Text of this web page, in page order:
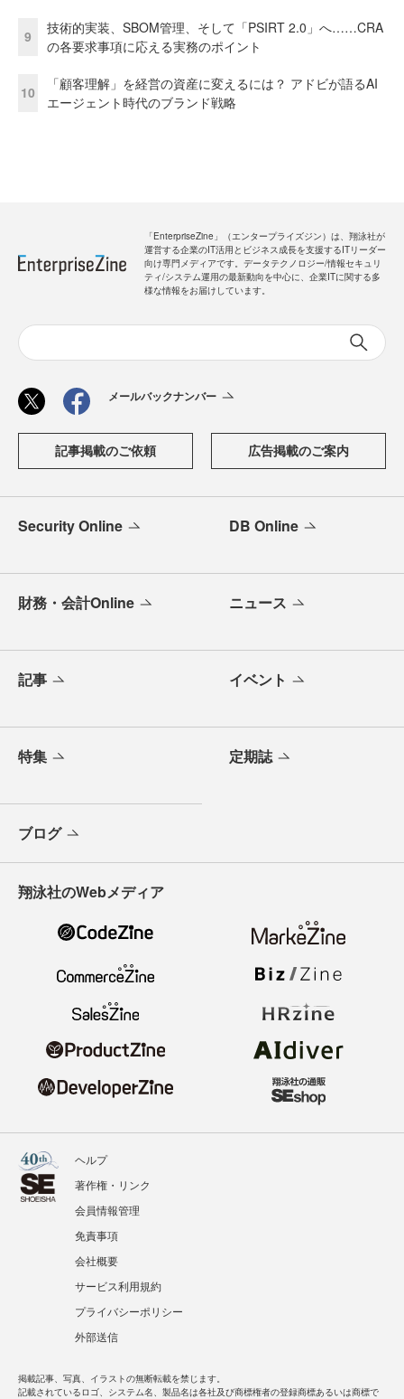
9
技術的実装、SBOM管理、そして「PSIRT 2.0」へ……CRA
の各要求事項に応える実務のポイント
10
「顧客理解」を経営の資産に変えるには？ アドビが語るAI
エージェント時代のブランド戦略
「EnterpriseZine」（エンタープライズジン）は、翔泳社が
運営する企業のIT活用とビジネス成長を支援するITリーダー
向け専門メディアです。データテクノロジー/情報セキュリ
ティ/システム運用の最新動向を中心に、企業ITに関する多
様な情報をお届けしています。
メールバックナンバー
記事掲載のご依頼 広告掲載のご案内
Security Online DB Online
財務・会計Online ニュース
記事 イベント
特集 定期誌
ブログ
翔泳社のWebメディア
ヘルプ
著作権・リンク
会員情報管理
免責事項
会社概要
サービス利用規約
プライバシーポリシー
外部送信
掲載記事、写真、イラストの無断転載を禁じます。
記載されているロゴ、システム名、製品名は各社及び商標権者の登録商標あるいは商標で